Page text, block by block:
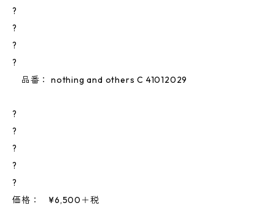
?
?
?
?
品番： nothing and others C 41012029
?
?
?
?
?
価格： ¥6,500＋税